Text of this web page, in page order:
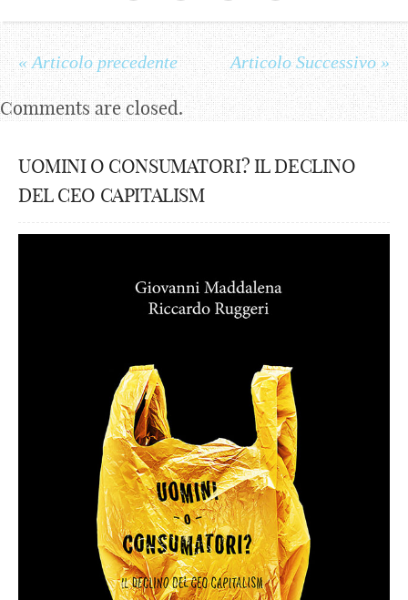
« Articolo precedente Articolo Successivo »
Comments are closed.
UOMINI O CONSUMATORI? IL DECLINO
DEL CEO CAPITALISM